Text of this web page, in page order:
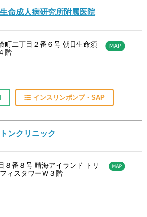
命成人病研究所附属医院
町二丁目２番６号 朝日生命須
階
インスリンポンプ・SAP
ンクリニック
８番８号 晴海アイランド トリ
ィスタワーＷ３階